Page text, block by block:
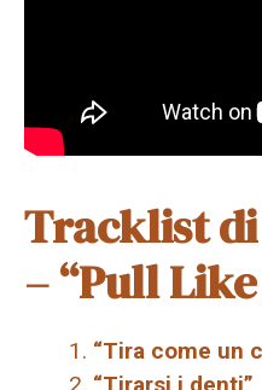
Tracklist
– “Pull
“Tira come un